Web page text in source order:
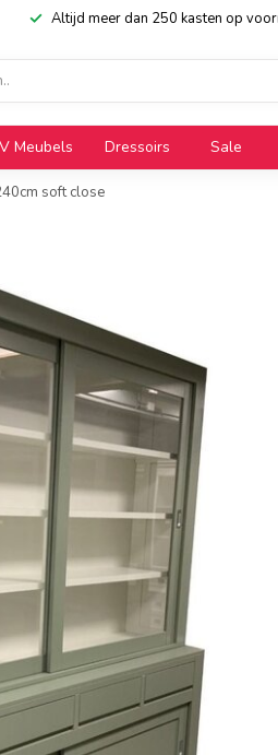
Altijd meer dan 250 kasten op
Meubels Dressoirs Sale
soft close